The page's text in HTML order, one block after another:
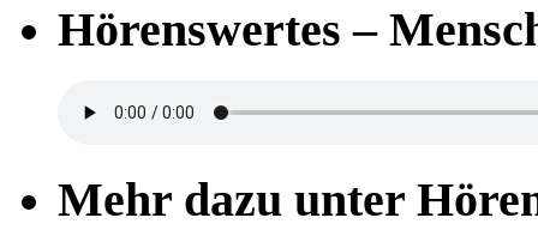
Hörenswertes –
Mehr dazu unter